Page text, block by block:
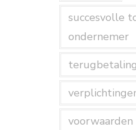
succesvolle
ondernemer
voorwaarden